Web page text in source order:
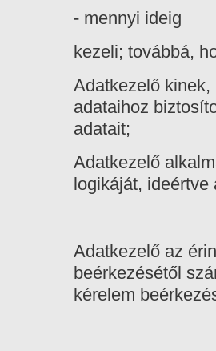
- mennyi ideig
kezeli; továbbá,
Adatkezelő
adataihoz
adatait;
Adatkezelő
logikáját,
Adatkezelő az
beérkezésétől
kérelem